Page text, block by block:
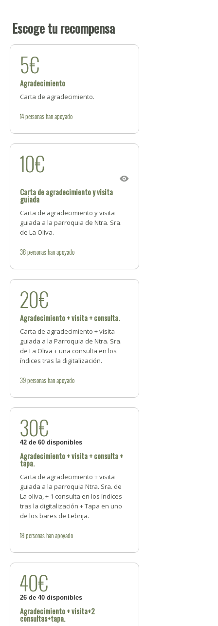
Escoge tu recompensa
5€
Agradecimiento
Carta de agradecimiento.
14personashan apoyado
10€
Carta de agradecimiento y visita
guiada
Carta de agradecimiento y visita
guiada a la parroquia de Ntra. Sra.
de La Oliva.
38personashan apoyado
20€
Agradecimiento + visita + consulta.
Carta de agradecimiento + visita
guiada a la Parroquia de Ntra. Sra.
de La Oliva + una consulta en los
índices tras la digitalización.
39personashan apoyado
30€
42 de 60 disponibles
Agradecimiento + visita + consulta +
tapa.
Carta de agradecimiento + visita
guiada a la parroquia Ntra. Sra. de
La oliva, + 1 consulta en los índices
tras la digitalización + Tapa en uno
de los bares de Lebrija.
18personashan apoyado
40€
26 de 40 disponibles
Agradecimiento + visita+2
consultas+tapa.